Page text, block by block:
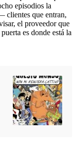
episodios la
clientes que entran,
el proveedor que
es donde está la